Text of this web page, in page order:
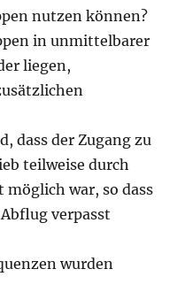
nutzen können?
in unmittelbarer
liegen,
dass der Zugang zu
teilweise durch
möglich war, so dass
verpasst
wurden